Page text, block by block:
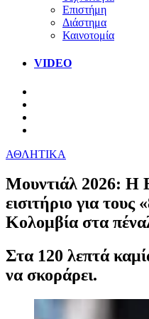
Επιστήμη
Διάστημα
Καινοτομία
VIDEO
ΑΘΛΗΤΙΚΑ
Μουντιάλ 2026: Η
εισιτήριο για τους
Κολομβία στα
Στα 120 λεπτά
να σκοράρει.